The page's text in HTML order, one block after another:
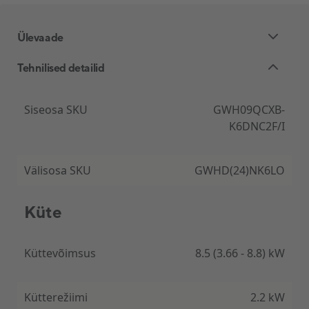
Ülevaade
Energiasäästlik
Õhksoojuspump kasutab loodussõbralikku
külmaainet R32.
Soojuspump on WiFi-ga kontrollitav, luues Teile
võimaluse mugavdada enda elu ja saabuda juba
Tehnilised detailid
Siseosa SKU
GWH09QCXB-
K6DNC2F/I
Välisosa SKU GWHD(24)NK6LO
Küte
Küttevõimsus 8.5 (3.66 - 8.8) kW
Kütterežiimi
2.2 kW